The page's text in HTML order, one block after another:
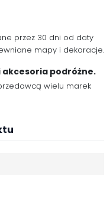
przez 30 dni od daty
mapy i dekoracje.
podróżne.
wielu marek